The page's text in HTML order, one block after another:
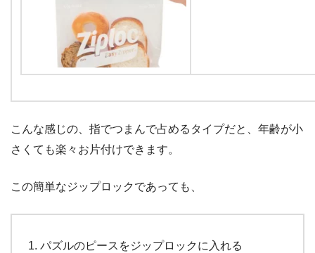
こんな感じの、指でつまんで占めるタイプだと、年齢が小
さくても楽々お片付けできます。
この簡単なジップロックであっても、
パズルのピースをジップロックに入れる